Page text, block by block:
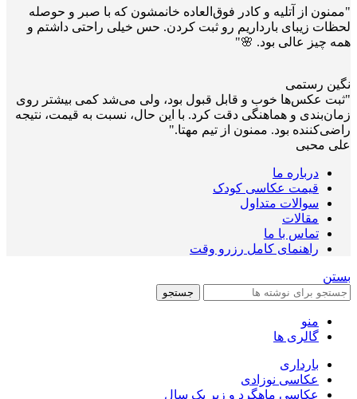
"ممنون از آتلیه و کادر فوق‌العاده خانمشون که با صبر و حوصله
لحظات زیبای بارداریم رو ثبت کردن. حس خیلی راحتی داشتم و
همه چیز عالی بود. 🌸"
نگین رستمی
"ثبت عکس‌ها خوب و قابل قبول بود، ولی می‌شد کمی بیشتر روی
زمان‌بندی و هماهنگی دقت کرد. با این حال، نسبت به قیمت، نتیجه
راضی‌کننده بود. ممنون از تیم مهتا."
علی محبی
درباره ما
قیمت عکاسی کودک
سوالات متداول
مقالات
تماس با ما
راهنمای کامل رزرو وقت
بستن
جستجو
منو
گالری ها
بارداری
عکاسی نوزادی
عکاسی ماهگرد و زیر یک سال